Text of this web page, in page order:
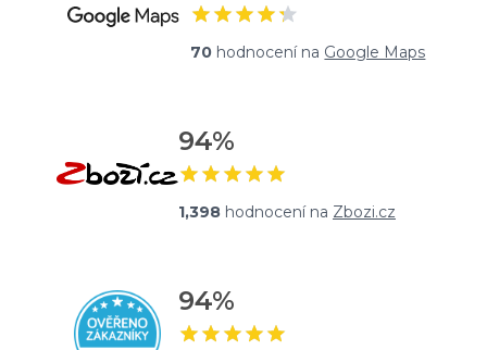
70 hodnocení na Google Maps
94%
1,398 hodnocení na Zbozi.cz
94%